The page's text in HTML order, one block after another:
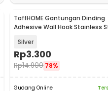
TaffHOME Gantungan Dinding
Adhesive Wall Hook Stainless
Silver
Rp3.300
Rp14.900 78%
Gudang Online